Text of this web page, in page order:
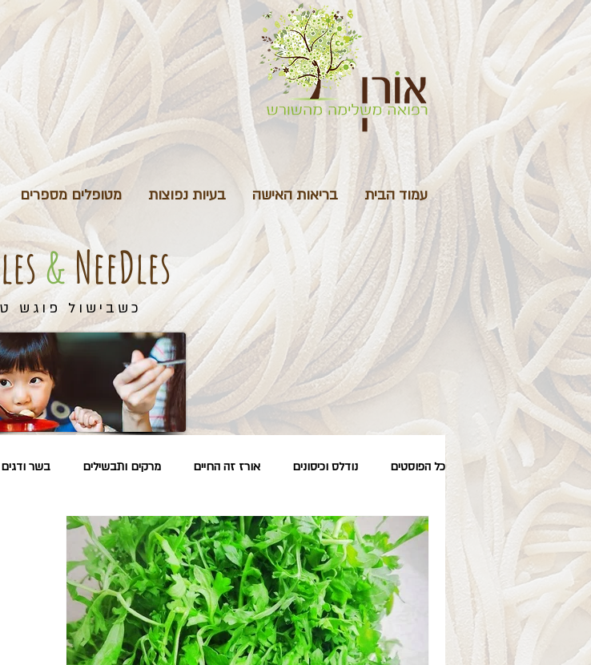
עמוד הבית בריאות האישה בעיות נפוצות מטופלים מספרים
&NeeDles
כשבישול פוגש
כל הפוסטים נודלס וכיסונים אורז זה החיים מרקים ותבשילים בשר ודגים
טבעוני סלטים מחדר הטיפול רפואה פרסית רפואה סינית